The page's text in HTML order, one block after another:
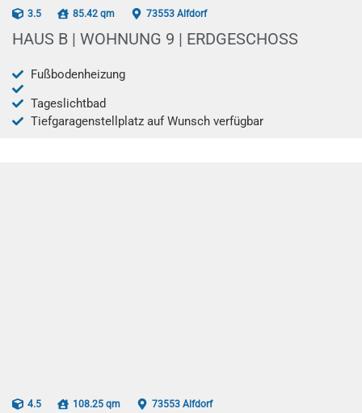
AB 12/2025
3.5 85.42 qm 73553 Alfdorf
HAUS B | WOHNUNG 9 | ERDGESCHOSS
Fußbodenheizung
Tageslichtbad
Tiefgaragenstellplatz auf Wunsch verfügbar
4.5 108.25 qm 73553 Alfdorf